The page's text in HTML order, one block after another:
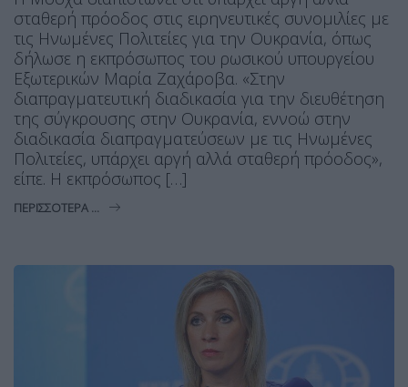
σταθερή πρόοδος στις ειρηνευτικές συνομιλίες με
τις Ηνωμένες Πολιτείες για την Ουκρανία, όπως
δήλωσε η εκπρόσωπος του ρωσικού υπουργείου
Εξωτερικών Μαρία Ζαχάροβα. «Στην
διαπραγματευτική διαδικασία για την διευθέτηση
της σύγκρουσης στην Ουκρανία, εννοώ στην
διαδικασία διαπραγματεύσεων με τις Ηνωμένες
Πολιτείες, υπάρχει αργή αλλά σταθερή πρόοδος»,
είπε. Η εκπρόσωπος […]
ΠΕΡΙΣΣΌΤΕΡΑ ...